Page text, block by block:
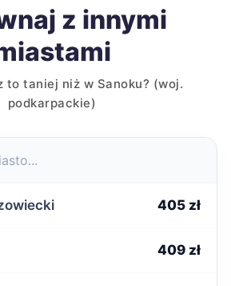
z innymi
to taniej niż w Sanoku? (woj.
podkarpackie)
405 zł
409 zł